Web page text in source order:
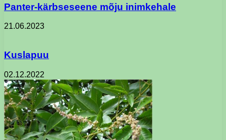
Panter-kärbseseene mõju inimkehale
21.06.2023
Kuslapuu
02.12.2022